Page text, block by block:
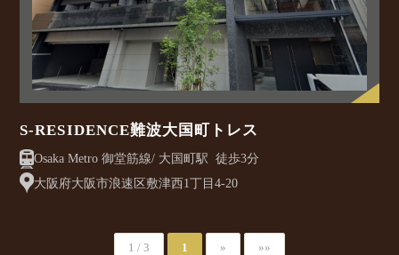
S-RESIDENCE難波大国町トレス
Osaka Metro 御堂筋線/ 大国町駅 徒歩3分
大阪府大阪市浪速区敷津西1丁目4-20
1 / 3 1 » »»